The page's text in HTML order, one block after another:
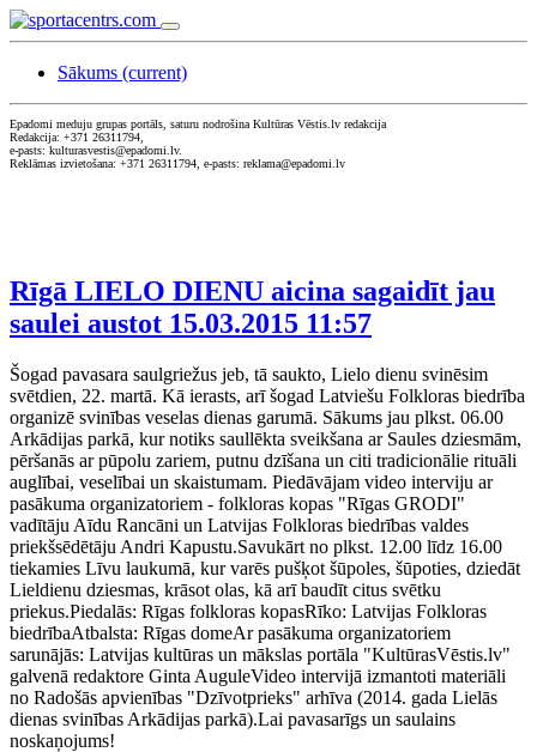
Sākums (current)
Epadomi meduju grupas portāls, saturu nodrošina Kultūras Vēstis.lv redakcija
Redakcija: +371 26311794,
e-pasts: kulturasvestis@epadomi.lv.
Reklāmas izvietošana: +371 26311794, e-pasts: reklama@epadomi.lv
Rīgā LIELO DIENU aicina sagaidīt jau
saulei austot 15.03.2015 11:57
Šogad pavasara saulgriežus jeb, tā saukto, Lielo dienu svinēsim
svētdien, 22. martā. Kā ierasts, arī šogad Latviešu Folkloras biedrība
organizē svinības veselas dienas garumā. Sākums jau plkst. 06.00
Arkādijas parkā, kur notiks saullēkta sveikšana ar Saules dziesmām,
pēršanās ar pūpolu zariem, putnu dzīšana un citi tradicionālie rituāli
auglībai, veselībai un skaistumam. Piedāvājam video interviju ar
pasākuma organizatoriem - folkloras kopas "Rīgas GRODI"
vadītāju Aīdu Rancāni un Latvijas Folkloras biedrības valdes
priekšsēdētāju Andri Kapustu.Savukārt no plkst. 12.00 līdz 16.00
tiekamies Līvu laukumā, kur varēs pušķot šūpoles, šūpoties, dziedāt
Lieldienu dziesmas, krāsot olas, kā arī baudīt citus svētku
priekus.Piedalās: Rīgas folkloras kopasRīko: Latvijas Folkloras
biedrībaAtbalsta: Rīgas domeAr pasākuma organizatoriem
sarunājās: Latvijas kultūras un mākslas portāla "KultūrasVēstis.lv"
galvenā redaktore Ginta AuguleVideo intervijā izmantoti materiāli
no Radošās apvienības "Dzīvotprieks" arhīva (2014. gada Lielās
dienas svinības Arkādijas parkā).Lai pavasarīgs un saulains
noskaņojums!